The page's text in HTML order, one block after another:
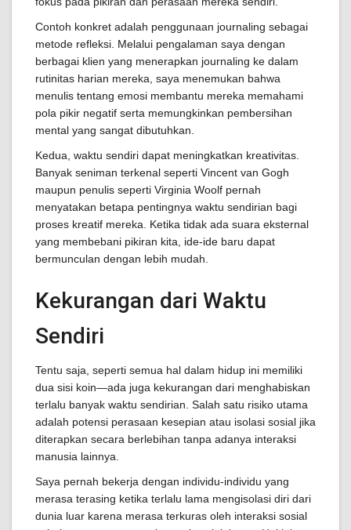
Contoh konkret adalah penggunaan journaling sebagai
metode refleksi. Melalui pengalaman saya dengan
berbagai klien yang menerapkan journaling ke dalam
rutinitas harian mereka, saya menemukan bahwa
menulis tentang emosi membantu mereka memahami
pola pikir negatif serta memungkinkan pembersihan
mental yang sangat dibutuhkan.
Kedua, waktu sendiri dapat meningkatkan kreativitas.
Banyak seniman terkenal seperti Vincent van Gogh
maupun penulis seperti Virginia Woolf pernah
menyatakan betapa pentingnya waktu sendirian bagi
proses kreatif mereka. Ketika tidak ada suara eksternal
yang membebani pikiran kita, ide-ide baru dapat
bermunculan dengan lebih mudah.
Kekurangan dari Waktu
Sendiri
Tentu saja, seperti semua hal dalam hidup ini memiliki
dua sisi koin—ada juga kekurangan dari menghabiskan
terlalu banyak waktu sendirian. Salah satu risiko utama
adalah potensi perasaan kesepian atau isolasi sosial jika
diterapkan secara berlebihan tanpa adanya interaksi
manusia lainnya.
Saya pernah bekerja dengan individu-individu yang
merasa terasing ketika terlalu lama mengisolasi diri dari
dunia luar karena merasa terkuras oleh interaksi sosial